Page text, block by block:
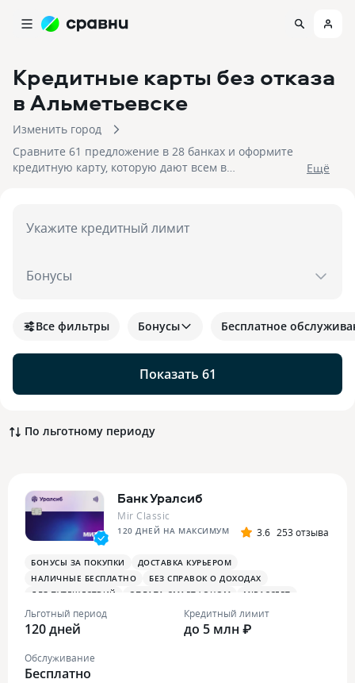
Кредитные карты без отказа
в Альметьевске
Изменить город
Сравните 61 предложение в 28 банках и оформите
кредитную карту, которую дают всем в
Eщё
Укажите кредитный лимит
Бонусы
Показать 61
Все фильтры Бонусы Бесплатное
По льготному периоду
Банк Уралсиб
Mir Classic
120 ДНЕЙ НА МАКСИМУМ 3.6 253 отзыва
БОНУСЫ ЗА ПОКУПКИ
ДОСТАВКА КУРЬЕРОМ
НАЛИЧНЫЕ БЕСПЛАТНО
БЕЗ СПРАВОК О ДОХОДАХ
ДЛЯ ПУТЕШЕСТВИЙ
ОПЛАТА СМАРТФОНОМ MIRACCEPT
Льготный период
120 дней
Кредитный лимит
до 5 млн ₽
Обслуживание
Бесплатно